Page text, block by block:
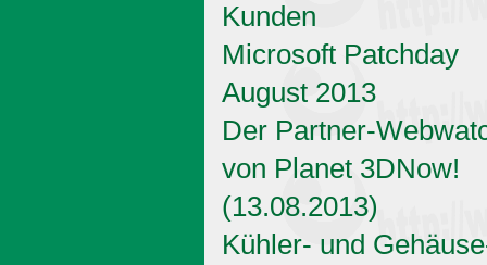
Kunden
Microsoft Patchday
August 2013
Der Partner-
von Planet 3DNow!
(13.08.2013)
Kühler- und